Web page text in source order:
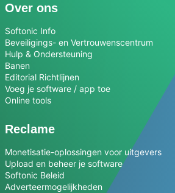
Over ons
Softonic Info
Beveiligings- en Vertrouwenscentrum
Hulp & Ondersteuning
Banen
Editorial Richtlijnen
Voeg je software / app toe
Online tools
Reclame
Monetisatie-oplossingen voor uitgevers
Upload en beheer je software
Softonic Beleid
Adverteermogelijkheden